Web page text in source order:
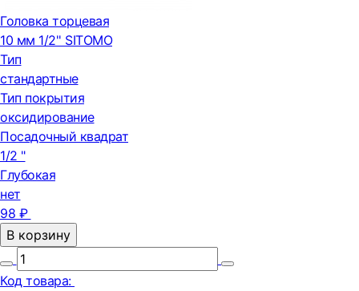
Головка торцевая
10 мм 1/2'' SITOMO
Тип
стандартные
Тип покрытия
оксидирование
Посадочный квадрат
1/2 "
Глубокая
нет
98 ₽
В корзину
Код товара: